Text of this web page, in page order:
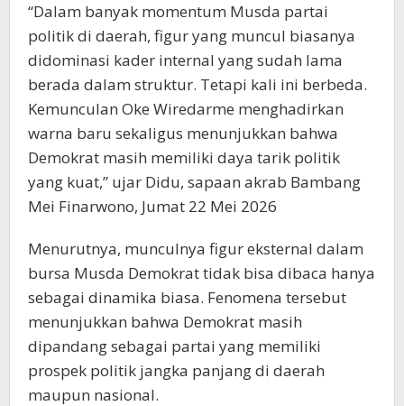
“Dalam banyak momentum Musda partai
politik di daerah, figur yang muncul biasanya
didominasi kader internal yang sudah lama
berada dalam struktur. Tetapi kali ini berbeda.
Kemunculan Oke Wiredarme menghadirkan
warna baru sekaligus menunjukkan bahwa
Demokrat masih memiliki daya tarik politik
yang kuat,” ujar Didu, sapaan akrab Bambang
Mei Finarwono, Jumat 22 Mei 2026
Menurutnya, munculnya figur eksternal dalam
bursa Musda Demokrat tidak bisa dibaca hanya
sebagai dinamika biasa. Fenomena tersebut
menunjukkan bahwa Demokrat masih
dipandang sebagai partai yang memiliki
prospek politik jangka panjang di daerah
maupun nasional.